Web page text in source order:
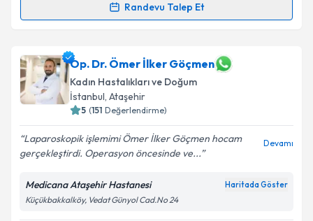
Randevu Talep Et
Randevu Takvimi Talebi
Op. Dr. Hale Kayıraniçin randevu takvimi talebi
oluşturun. Size bu uzmandan randevu almanız için bir
takvim hazırlandığında e-posta ile bilgilendireceğiz.
E-posta Adresiniz
Kişisel verilerimin işlenmesine ilişkin
Aydınlatma
Metni'ni okudum ve kişisel verilerimin belirtilen
Op. Dr. Ömer İlker Göçmen
Kadın Hastalıkları ve Doğum
İstanbul, Ataşehir
5 (151 Değerlendirme)
Laparoskopik işlemimi Ömer İlker Göçmen hocam
gerçekleştirdi. Operasyon öncesinde ve...
Devamı
Medicana Ataşehir Hastanesi Haritada Göster
Küçükbakkalköy, Vedat Günyol Cad.No 24